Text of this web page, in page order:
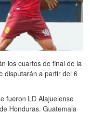
los cuartos de final de la
disputarán a partir del 6
fueron LD Alajuelense
Honduras. Guatemala